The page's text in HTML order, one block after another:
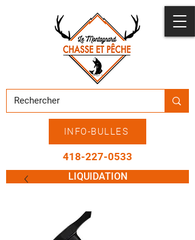
INFO-BULLES
418-227-0533
LIQUIDATION